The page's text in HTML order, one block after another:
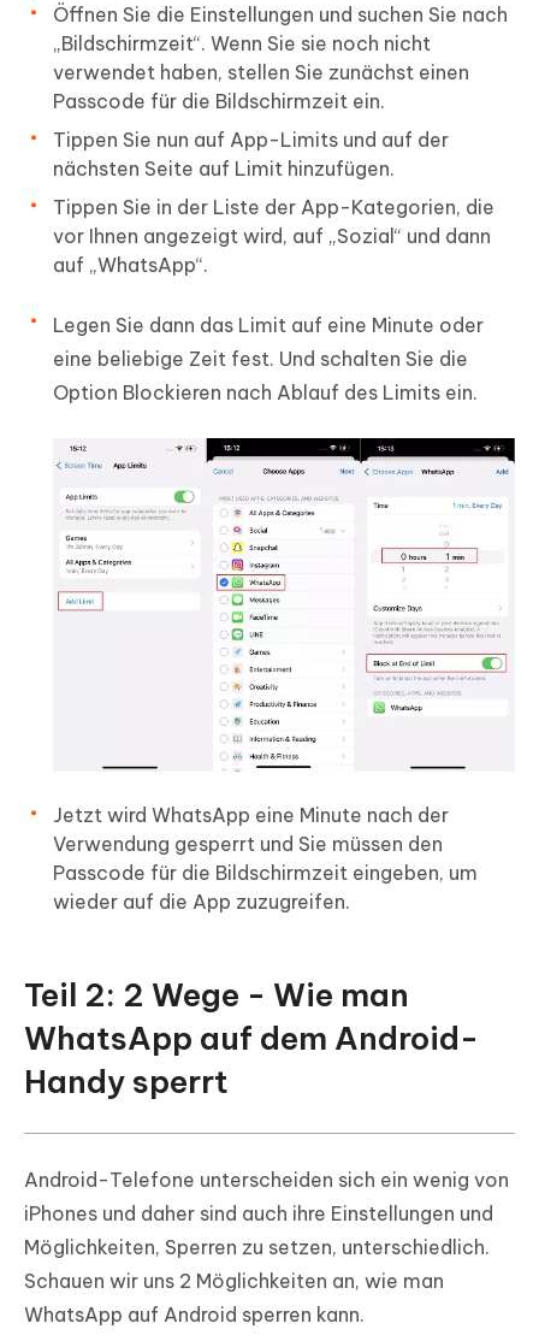
Öffnen Sie die Einstellungen und suchen Sie nach
„Bildschirmzeit“. Wenn Sie sie noch nicht
verwendet haben, stellen Sie zunächst einen
Passcode für die Bildschirmzeit ein.
Tippen Sie nun auf App-Limits und auf der
nächsten Seite auf Limit hinzufügen.
Tippen Sie in der Liste der App-Kategorien, die
vor Ihnen angezeigt wird, auf „Sozial“ und dann
auf „WhatsApp“.
Legen Sie dann das Limit auf eine Minute oder
eine beliebige Zeit fest. Und schalten Sie die
Option Blockieren nach Ablauf des Limits ein.
Jetzt wird WhatsApp eine Minute nach der
Verwendung gesperrt und Sie müssen den
Passcode für die Bildschirmzeit eingeben, um
wieder auf die App zuzugreifen.
Teil 2: 2 Wege - Wie man
WhatsApp auf dem Android-
Handy sperrt
Android-Telefone unterscheiden sich ein wenig von
iPhones und daher sind auch ihre Einstellungen und
Möglichkeiten, Sperren zu setzen, unterschiedlich.
Schauen wir uns 2 Möglichkeiten an, wie man
WhatsApp auf Android sperren kann.